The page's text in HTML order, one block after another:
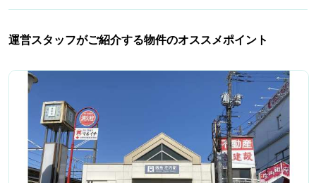
運営スタッフがご紹介する物件のオススメポイント